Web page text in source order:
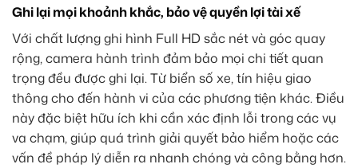
Ghi lại mọi khoảnh khắc, bảo vệ quyền lợi tài xế
Với chất lượng ghi hình Full HD sắc nét và góc quay
rộng, camera hành trình đảm bảo mọi chi tiết quan
trọng đều được ghi lại. Từ biển số xe, tín hiệu giao
thông cho đến hành vi của các phương tiện khác. Điều
này đặc biệt hữu ích khi cần xác định lỗi trong các vụ
va chạm, giúp quá trình giải quyết bảo hiểm hoặc các
vấn đề pháp lý diễn ra nhanh chóng và công bằng hơn.